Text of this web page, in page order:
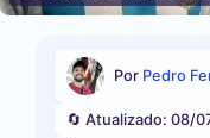
Por Pedro
🔄 Atualizado: 08/